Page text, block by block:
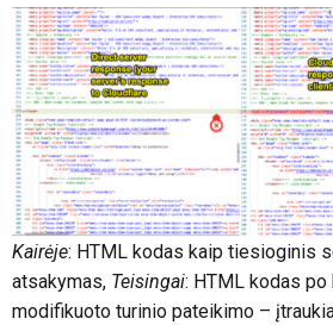
Kairėje: HTML kodas kaip tiesioginis
atsakymas, Teisingai: HTML kodas po
modifikuoto turinio pateikimo –